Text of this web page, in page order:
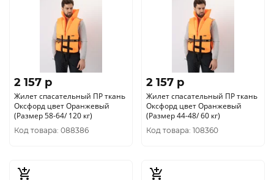
2 157 p
Жилет спасательный ПР ткань
Оксфорд цвет Оранжевый
(Размер 58-64/ 120 кг)
Код товара: 088386
2 157 p
Жилет спасательный ПР ткань
Оксфорд цвет Оранжевый
(Размер 44-48/ 60 кг)
Код товара: 108360